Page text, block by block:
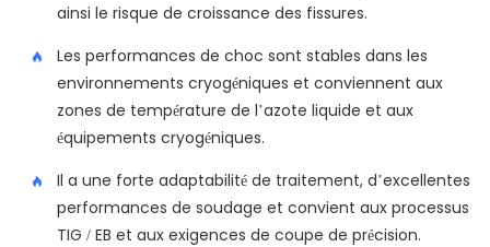
ainsi le risque de croissance des fissures.
Les performances de choc sont stables dans les
environnements cryogéniques et conviennent aux
zones de température de l’azote liquide et aux
équipements cryogéniques.
Il a une forte adaptabilité de traitement, d’excellentes
performances de soudage et convient aux processus
TIG / EB et aux exigences de coupe de précision.